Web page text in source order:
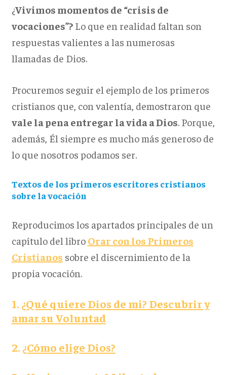
¿Vivimos momentos de “crisis de
vocaciones”?Lo que en realidad faltan son
respuestas valientes a las numerosas
llamadas de Dios.
Procuremos seguir el ejemplo de los primeros
cristianos que, con valentía, demostraron que
vale la pena entregar la vida a Dios. Porque,
además, Él siempre es mucho más generoso de
lo que nosotros podamos ser.
Textos de los primeros escritores cristianos
sobre la vocación
Reproducimos los apartados principales de un
capítulo del libro Orar con los Primeros
Cristianos sobre el discernimiento de la
propia vocación.
1. ¿Qué quiere Dios de mi? Descubrir y
amar su Voluntad
2. ¿Cómo elige Dios?